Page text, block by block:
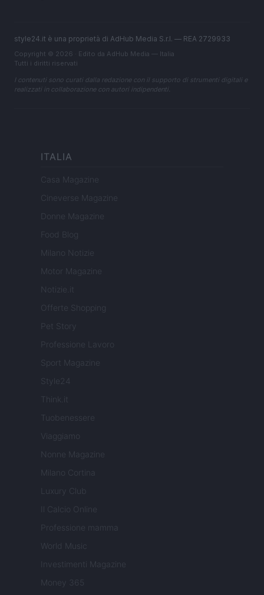
style24.it è una proprietà di AdHub Media S.r.l. — REA 2729933
Copyright © 2026 · Edito da AdHub Media — Italia
Tutti i diritti riservati
I contenuti sono curati dalla redazione con il supporto di strumenti digitali e
realizzati in collaborazione con autori indipendenti.
ITALIA
Casa Magazine
Cineverse Magazine
Donne Magazine
Food Blog
Milano Notizie
Motor Magazine
Notizie.it
Offerte Shopping
Pet Story
Professione Lavoro
Sport Magazine
Style24
Think.it
Tuobenessere
Viaggiamo
Nonne Magazine
Milano Cortina
Luxury Club
Il Calcio Online
Professione mamma
World Music
Investimenti Magazine
Money 365